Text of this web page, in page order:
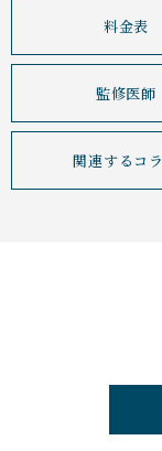
料金表
監修医師
関連するコ